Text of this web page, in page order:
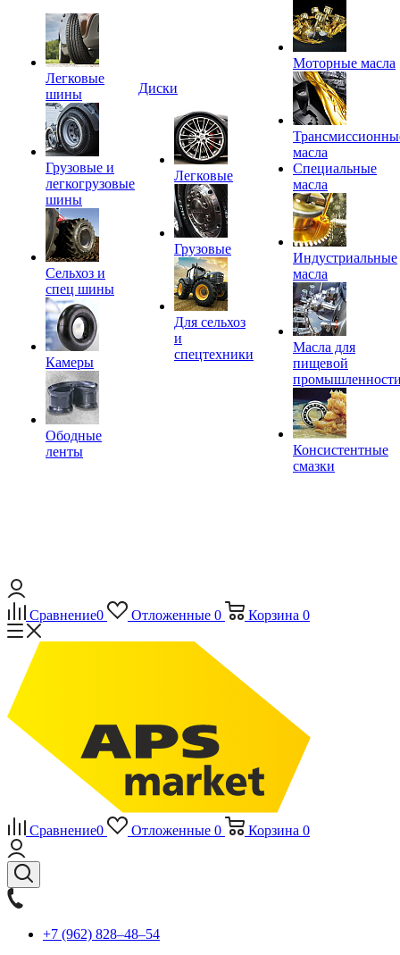
Легковые
шины
Грузовые и
легкогрузовые
шины
Сельхоз и
спец шины
Камеры
Ободные
ленты
Диски
Легковые
Грузовые
Для сельхоз
и
спецтехники
Моторные масла
масла
Специальные
масла
Индустриальные
масла
Масла для
пищевой
Консистентные
смазки
Сравнение0 Отложенные 0 Корзина 0
Сравнение0 Отложенные 0 Корзина 0
+7 (962) 828‒48‒54